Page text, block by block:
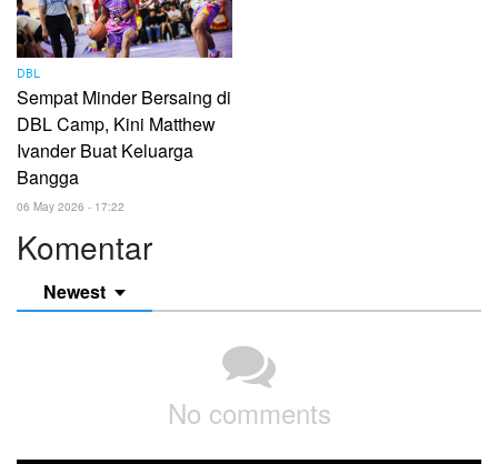
DBL
Sempat Minder Bersaing di
DBL Camp, Kini Matthew
Ivander Buat Keluarga
Bangga
06 May 2026 - 17:22
Komentar
Newest
No comments